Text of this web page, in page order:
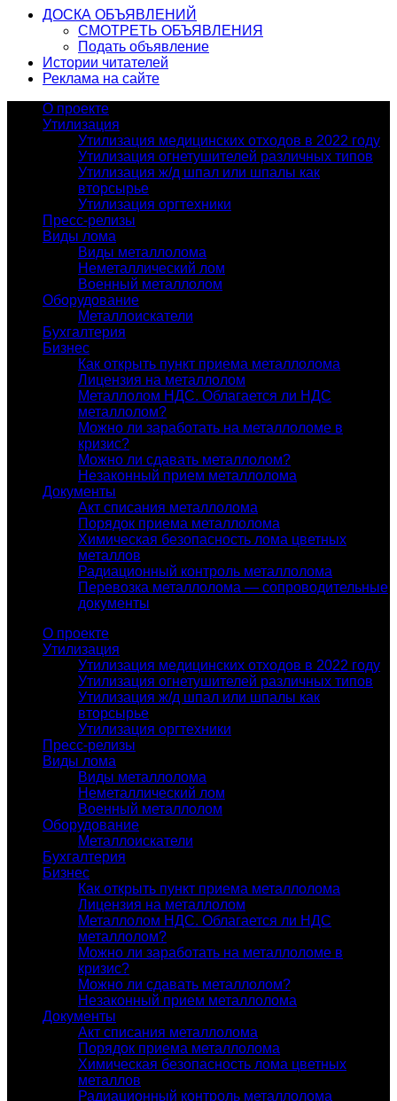
ДОСКА ОБЪЯВЛЕНИЙ
СМОТРЕТЬ ОБЪЯВЛЕНИЯ
Подать объявление
Истории читателей
Реклама на сайте
О проекте
Утилизация
Утилизация медицинских отходов в 2022 году
Утилизация огнетушителей различных типов
Утилизация ж/д шпал или шпалы как
вторсырье
Утилизация оргтехники
Пресс-релизы
Виды лома
Виды металлолома
Неметаллический лом
Военный металлолом
Оборудование
Металлоискатели
Бухгалтерия
Бизнес
Как открыть пункт приема металлолома
Лицензия на металлолом
Металлолом НДС. Облагается ли НДС
металлолом?
Можно ли заработать на металлоломе в
кризис?
Можно ли сдавать металлолом?
Незаконный прием металлолома
Документы
Акт списания металлолома
Порядок приема металлолома
Химическая безопасность лома цветных
металлов
Радиационный контроль металлолома
Перевозка металлолома — сопроводительные
документы
О проекте
Утилизация
Утилизация медицинских отходов в 2022 году
Утилизация огнетушителей различных типов
Утилизация ж/д шпал или шпалы как
вторсырье
Утилизация оргтехники
Пресс-релизы
Виды лома
Виды металлолома
Неметаллический лом
Военный металлолом
Оборудование
Металлоискатели
Бухгалтерия
Бизнес
Как открыть пункт приема металлолома
Лицензия на металлолом
Металлолом НДС. Облагается ли НДС
металлолом?
Можно ли заработать на металлоломе в
кризис?
Можно ли сдавать металлолом?
Незаконный прием металлолома
Документы
Акт списания металлолома
Порядок приема металлолома
Химическая безопасность лома цветных
металлов
Радиационный контроль металлолома